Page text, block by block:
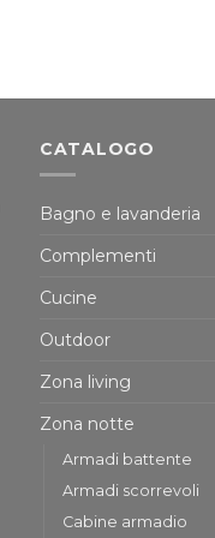
CATALOGO
Bagno e lavanderia
Complementi
Cucine
Outdoor
Zona living
Zona notte
Armadi battente
Armadi scorrevoli
Cabine armadio